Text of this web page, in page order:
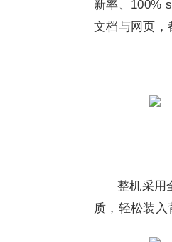
新率、100%
文档与网页，
整机采用
质，轻松装入